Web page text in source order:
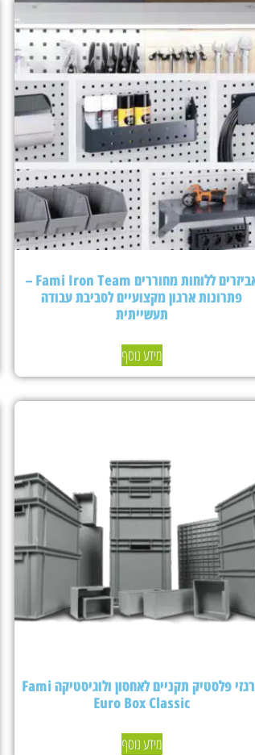
אביזרים ללוחות מחוררים Fami Iron Team –
פתרונות ארגון מקצועיים לסביבת עבודה
תעשייתית
מידע נוסף
ארגזי פלסטיק תקניים לאחסון ולוגיסטיקה Fami
Euro Box Classic
מידע נוסף